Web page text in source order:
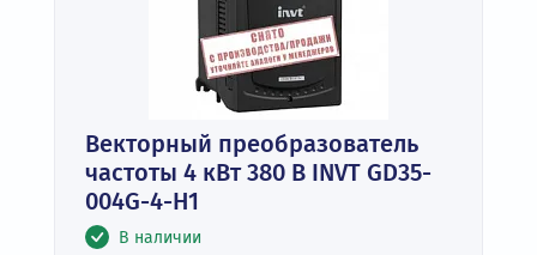
Векторный преобразователь
частоты 4 кВт 380 В INVT GD35-
004G-4-H1
В наличии